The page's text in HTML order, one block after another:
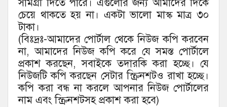
সামগ্রী দিতে পারে। এগুলোর জন্য আমাদের দিকে
চেয়ে থাকতে হয় না। একটা ভালো মাস্ক মাত্র ৩০
টাকা।
(বিঃদ্রঃ-আমাদের পোর্টাল থেকে নিউজ কপি করবেন
না, আমাদের নিউজ কপি করে যে সমস্ত পোর্টালে
প্রকাশ করছেন, সবাইকে তদারকি করা হচ্ছে। যে
নিউজটি কপি করছেন সেটার স্ক্রিনশটও রাখা হচ্ছে।
কপি করা বন্ধ না করলে আপনার নিউজ পোর্টালের
নাম এবং স্ক্রিনশটসহ প্রকাশ করা হবে)